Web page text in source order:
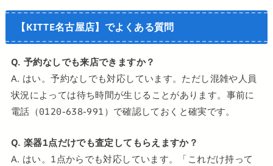
【KITTE名古屋店】でよくある質問
Q. 予約なしでも来店できますか？
A. はい。予約なしでも対応しています。ただし混雑や人員
状況によっては待ち時間が生じることがあります。事前に
電話（0120-638-991）で確認しておくと確実です。
Q. 楽器1点だけでも査定してもらえますか？
A. はい。1点からでも対応しています。「これだけ持って